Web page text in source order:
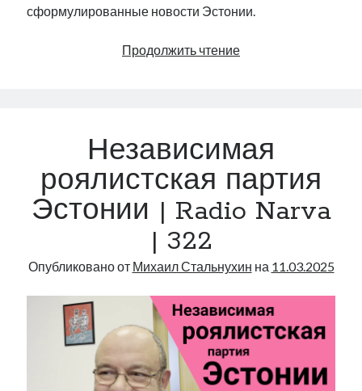
сформулированные новости Эстонии.
Продолжить чтениеЗабавные
Narva
327
Независимая
роялистская партия
Эстонии | Radio Narva
| 322
Опубликовано от Михаил Стальнухин на 11.03.2025